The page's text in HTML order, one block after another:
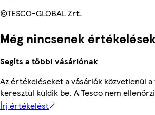
©TESCO-GLOBAL Zrt.
Még nincsenek
Segíts a többi vásárlónak
Az értékeléseket a vásárlók közvetlenül a
keresztül küldik be. A Tesco nem
Írj értékelést